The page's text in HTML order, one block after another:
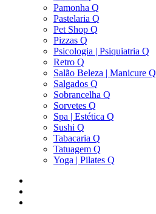
Pamonha Q
Pastelaria Q
Pet Shop Q
Pizzas Q
Psicologia | Psiquiatria Q
Retro Q
Salão Beleza | Manicure Q
Salgados Q
Sobrancelha Q
Sorvetes Q
Spa | Estética Q
Sushi Q
Tabacaria Q
Tatuagem Q
Yoga | Pilates Q